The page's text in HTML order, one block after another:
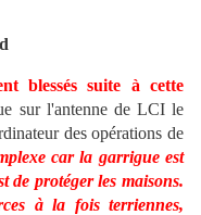
blessés suite à cette
sur l'antenne de LCI le
des opérations de
car la garrigue est
de protéger les maisons.
à la fois terriennes,